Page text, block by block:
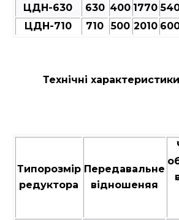
ЦДН-630 630 400 1770
ЦДН-710
710 500 2010
Технічні
Типорозмір
редуктора
Передавальне
відношеняя